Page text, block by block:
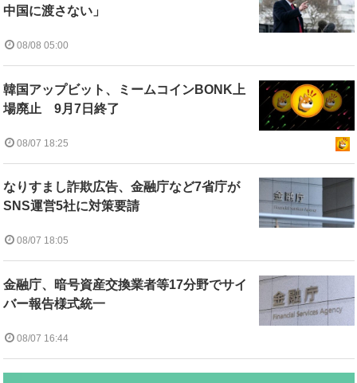
中国に渡さない」
08/08 05:00
韓国アップビット、ミームコインBONK上
場廃止 9月7日終了
08/07 18:25
なりすまし詐欺広告、金融庁など7省庁が
SNS運営5社に対策要請
08/07 18:05
金融庁、暗号資産交換業者等17分野でサイ
バー報告様式統一
08/07 16:44